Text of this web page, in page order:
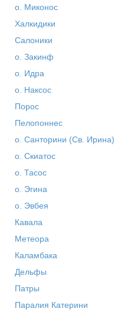
о. Миконос
Халкидики
Салоники
о. Закинф
о. Идра
о. Наксос
Порос
Пелопоннес
о. Санторини (Св. Ирина)
о. Скиатос
о. Тасос
о. Эгина
о. Эвбея
Кавала
Метеора
Каламбака
Дельфы
Патры
Паралия Катерини